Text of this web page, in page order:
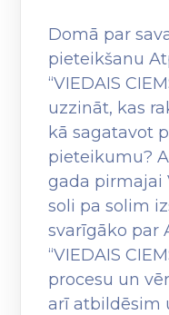
Domā par
pieteikšanu
“VIEDAIS
uzzināt, kas
kā sagatavot
pieteikumu?
gada pirmajai
soli pa solim
svarīgāko par
“VIEDAIS
procesu un
arī atbildēsim